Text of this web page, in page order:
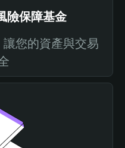
險保障基金
您的資產與交易